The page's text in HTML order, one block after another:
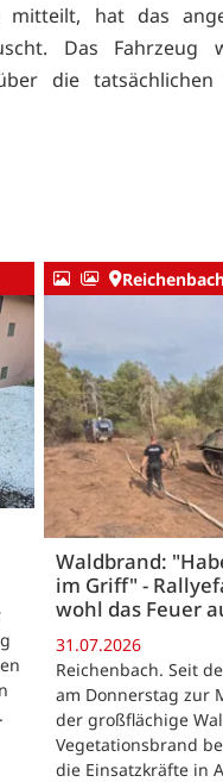
mitteilt, hat das
Das Fahrzeug
die
Waldbrand:
im Griff" -
wohl das Feuer
31.07.2026
Reichenbach. Seit
am Donnerstag zur
der großflächige
Vegetationsbrand
die Einsatzkräfte in